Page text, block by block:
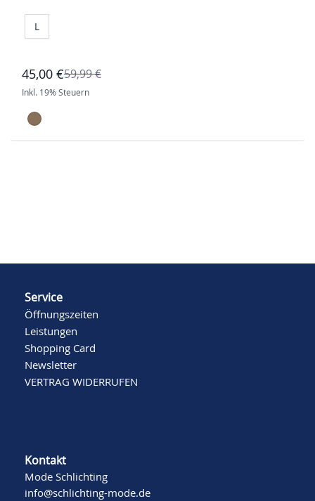
L
45,00 €59,99 €
Inkl. 19% Steuern
Service
Öffnungszeiten
Leistungen
Shopping Card
Newsletter
VERTRAG WIDERRUFEN
Kontakt
Mode Schlichting
info@schlichting-mode.de